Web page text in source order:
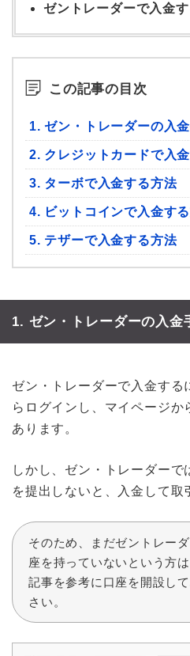
ゼントレーダーで入金
この記事の目次
1. ゼン・トレーダーの入
2. クレジットカードで入
3. ターボで入金する方法
4. ビットコインで入金す
5. テザーで入金する方法
1. ゼン・トレーダーの入金
ゼン・トレーダーで入金する
らログインし、マイページか
あります。
しかし、ゼン・トレーダー
を提出しないと、入金して取
そのため、まだゼントレー
座を持っていないという方
記事を参考に口座を開設し
さい。